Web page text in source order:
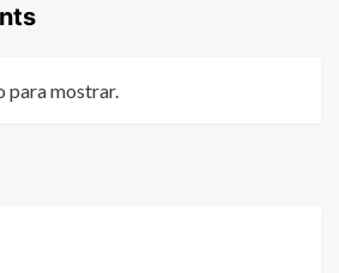
para mostrar.